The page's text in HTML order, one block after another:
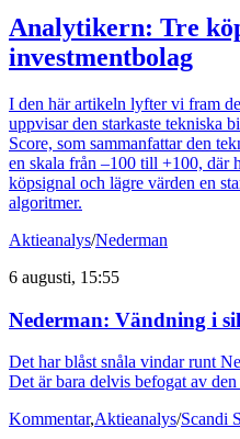
Analytikern: Tre
investmentbolag
I den här artikeln lyfter vi fram
uppvisar den starkaste tekniska
Score, som sammanfattar den
en skala från –100 till +100, där
köpsignal och lägre värden en
algoritmer.
Aktieanalys/Nederman
6 augusti, 15:55
Nederman: Vändning i
Det har blåst snåla vindar runt
Det är bara delvis befogat av
Kommentar,Aktieanalys/Scandi